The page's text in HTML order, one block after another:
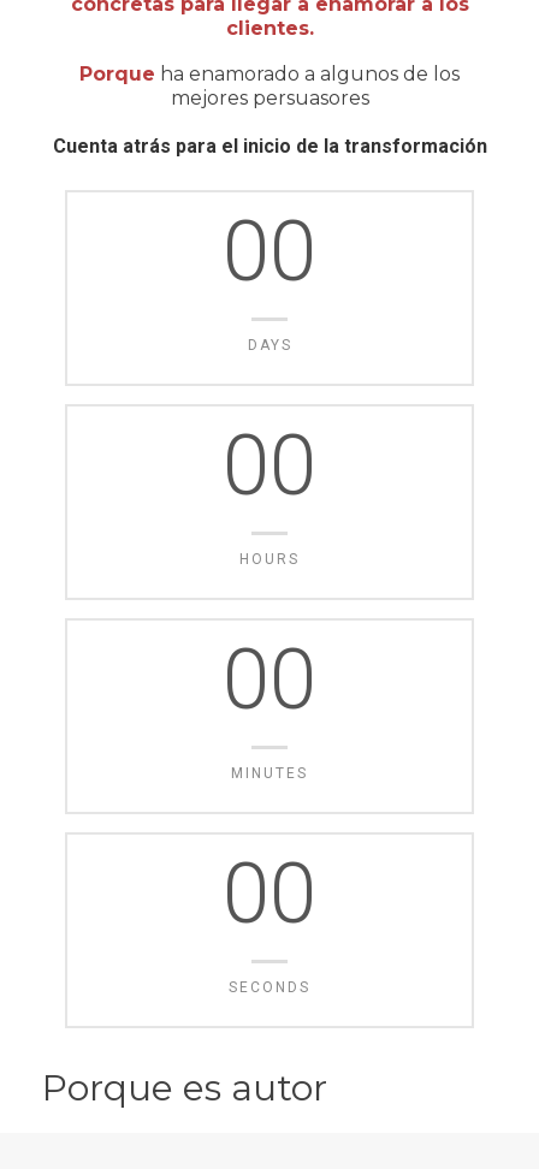
clientes.
Porque ha enamorado a algunos de los
mejores persuasores
Cuenta atrás para el inicio de la transformación
00
DAYS
00
HOURS
00
MINUTES
00
SECONDS
Porque es autor